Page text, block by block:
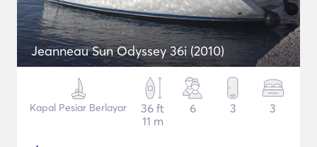
Jeanneau Sun Odyssey 36i (2010)
Kapal Pesiar Berlayar
36 ft
11 m
6 3 3